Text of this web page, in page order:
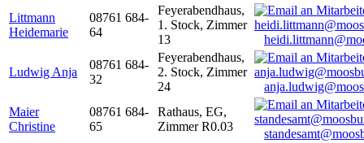
Littmann
Heidemarie
08761 684-
64
Feyerabendhaus,
1. Stock, Zimmer
13
Ludwig Anja
08761 684-
32
Feyerabendhaus,
2. Stock, Zimmer
24
Maier
Christine
08761 684-
65
Rathaus, EG,
Zimmer R0.03